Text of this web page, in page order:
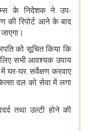
के निदेशक ने उप-
की रिपोर्ट आने के बाद
को सूचित किया कि
लिए सभी आवश्यक उपाय
घर-घर सर्वेक्षण करवाए
दल को सेवा में लगा
तथा उल्टी होने की